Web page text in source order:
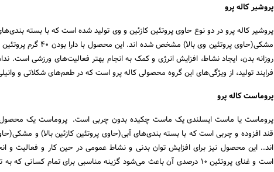
پروشیر کاله پرو
پروشیر کاله پرو در دو نوع حاوی پروتئین کازئین و وی تولید شده است که با بسته
مشکی(حاوی پروتئین وی بالا)
روزانه بدن، ایجاد نشاط، افزایش انرژی و کمک به انجام بهتر فعالیت‌های ورزشی است.
فرایند تولید، از ویژگی‌های این گروه محصولی کاله پرو است که در طعم‌های شکلاتی و
پروماست کاله پرو
پروماست یا ماست ایسلندی یک ماست چکیده بدون چربی است. پروماست یک محصول
قند افزوده و چربی است که با بسته بندی‌های آبی(حاوی پروتئین کازئین بالا) و
اند.. این محصول نیز برای افزایش توان بدنی و نشاط عمومی در حین کار و فعالیت و
است و غنای پروتئین 10 درصدی آن باعث می‌شود گزینه مناسبی برای تمام